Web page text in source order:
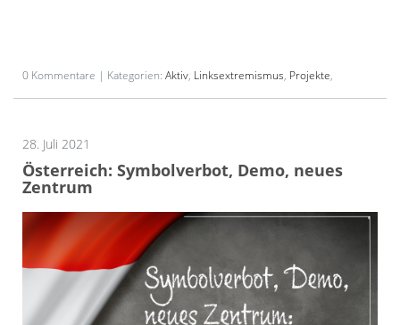
0 Kommentare | Kategorien: Aktiv, Linksextremismus, Projekte,
28. Juli 2021
Österreich: Symbolverbot, Demo, neues
Zentrum